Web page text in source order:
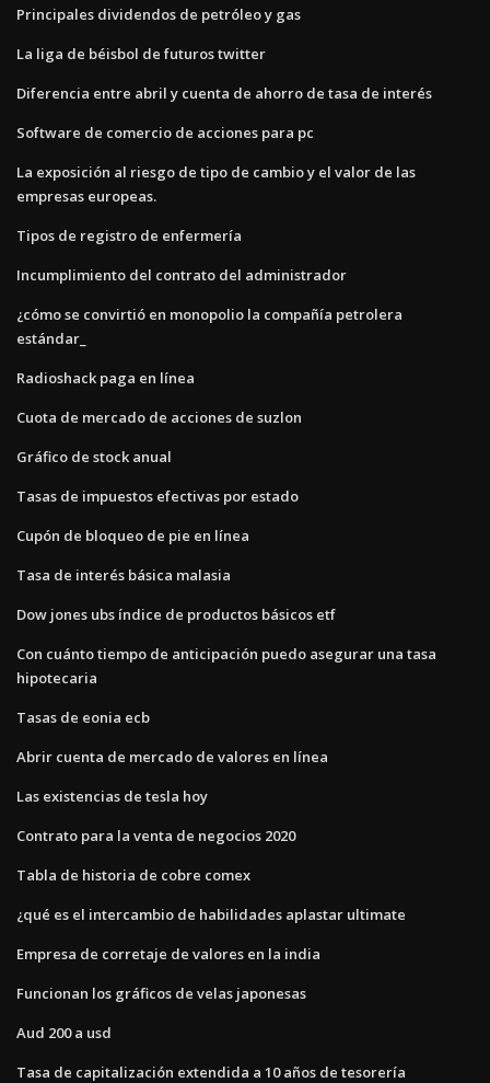
Principales dividendos de petróleo y gas
La liga de béisbol de futuros twitter
Diferencia entre abril y cuenta de ahorro de tasa de interés
Software de comercio de acciones para pc
La exposición al riesgo de tipo de cambio y el valor de las
empresas europeas.
Tipos de registro de enfermería
Incumplimiento del contrato del administrador
¿cómo se convirtió en monopolio la compañía petrolera
estándar_
Radioshack paga en línea
Cuota de mercado de acciones de suzlon
Gráfico de stock anual
Tasas de impuestos efectivas por estado
Cupón de bloqueo de pie en línea
Tasa de interés básica malasia
Dow jones ubs índice de productos básicos etf
Con cuánto tiempo de anticipación puedo asegurar una tasa
hipotecaria
Tasas de eonia ecb
Abrir cuenta de mercado de valores en línea
Las existencias de tesla hoy
Contrato para la venta de negocios 2020
Tabla de historia de cobre comex
¿qué es el intercambio de habilidades aplastar ultimate
Empresa de corretaje de valores en la india
Funcionan los gráficos de velas japonesas
Aud 200 a usd
Tasa de capitalización extendida a 10 años de tesorería